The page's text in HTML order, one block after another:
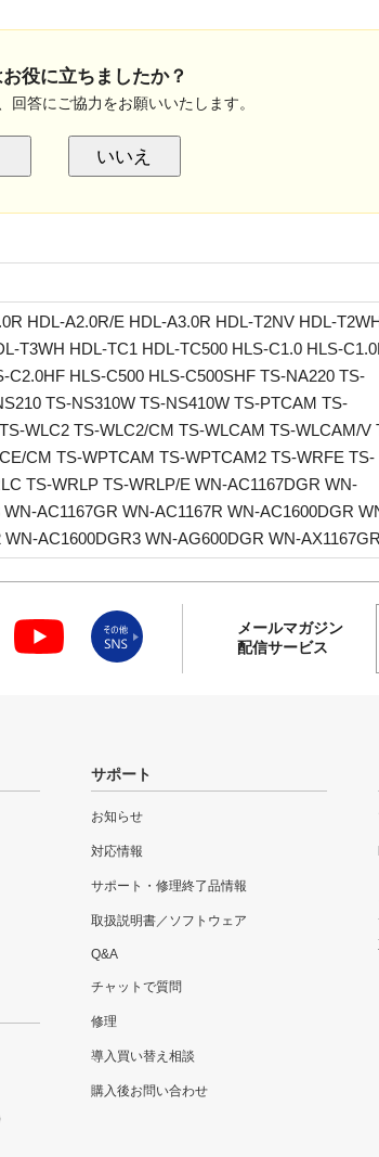
役に立ちましたか？
回答にご協力をお願いいたします。
いいえ
HDL-A2.0R/E HDL-A3.0R HDL-T2NV HDL-
T3WH HDL-TC1 HDL-TC500 HLS-C1.0 HLS-
C2.0HF HLS-C500 HLS-C500SHF TS-NA220 TS-
TS-NS310W TS-NS410W TS-PTCAM TS-
WLC2 TS-WLC2/CM TS-WLCAM TS-WLCAM/V
CM TS-WPTCAM TS-WPTCAM2 TS-WRFE TS-
TS-WRLP TS-WRLP/E WN-AC1167DGR WN-
AC1167GR WN-AC1167R WN-AC1600DGR
WN-AC1600DGR3 WN-AG600DGR WN-AX1167GR
メールマガジン
配信サービス
サポート
お知らせ
対応情報
サポート・修理終了品情報
取扱説明書／ソフトウェア
Q&A
チャットで質問
修理
導入買い替え相談
購入後お問い合わせ